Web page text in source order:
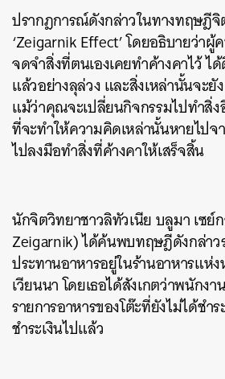
ปรากฎการณ์ดังกล่าวในทางทฤษฎีจิ
‘Zeigarnik Effect’ โดยอธิบายว่า
จดจำสิ่งที่ตนเองเคยทำค้างคาไว้ ไ
แล้วอย่างลุล่วง และสิ่งเหล่านั้นจะยั
แม้ว่าคุณจะเปลี่ยนกิจกรรมไปทำสิ่
ที่จะทำให้ความคิดเหล่านั้นหายไปจ
ไปลงมือทำสิ่งที่ค้างคาให้เสร็จสิ้น
นักจิตวิทยาชาวลิทัวเนีย บลูมา เซย์
Zeigarnik) ได้ค้นพบทฤษฎีดังกล่าว
ประทานอาหารอยู่ในร้านอาหารแห่
เวียนนา โดยเธอได้สังเกตว่าพนักง
รายการอาหารของโต๊ะที่ยังไม่ได้ชำ
ชำระเงินไปแล้ว